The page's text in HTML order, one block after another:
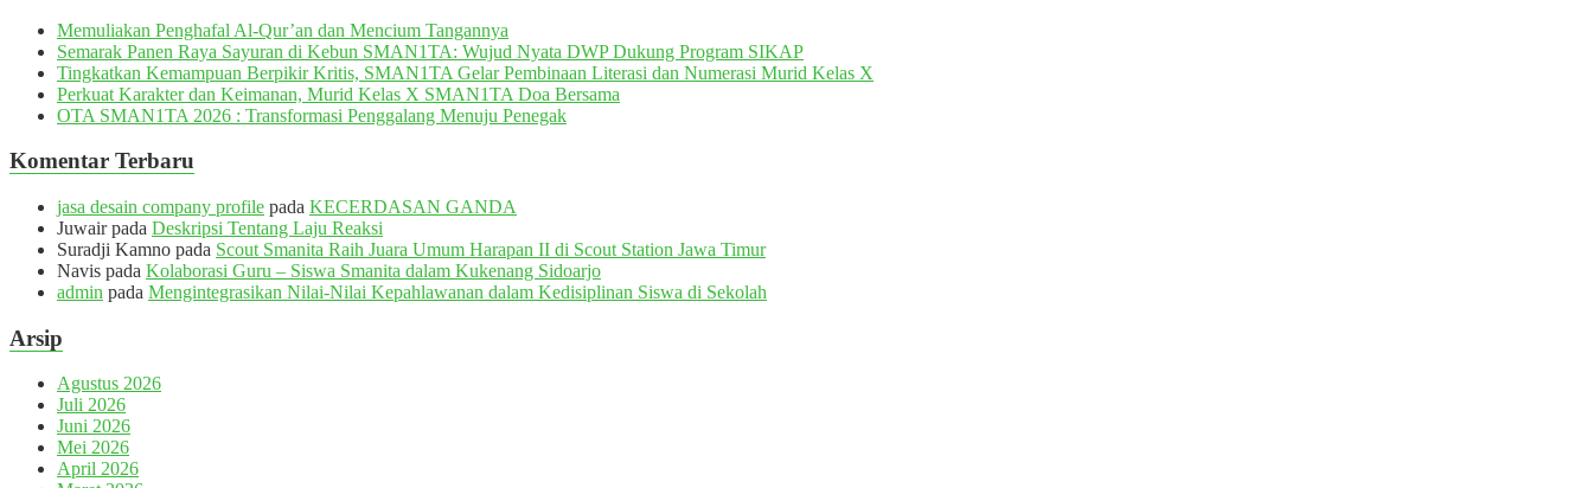
Memuliakan Penghafal Al-Qur’an dan Mencium Tangannya
Semarak Panen Raya Sayuran di Kebun SMAN1TA: Wujud Nyata DWP Dukung Program SIKAP
Tingkatkan Kemampuan Berpikir Kritis, SMAN1TA Gelar Pembinaan Literasi dan Numerasi Murid Kelas X
Perkuat Karakter dan Keimanan, Murid Kelas X SMAN1TA Doa Bersama
OTA SMAN1TA 2026 : Transformasi Penggalang Menuju Penegak
Komentar Terbaru
jasa desain company profile pada KECERDASAN GANDA
Juwairpada Deskripsi Tentang Laju Reaksi
Suradji Kamno pada Scout Smanita Raih Juara Umum Harapan II di Scout Station Jawa Timur
Navis pada Kolaborasi Guru – Siswa Smanita dalam Kukenang Sidoarjo
admin pada Mengintegrasikan Nilai-Nilai Kepahlawanan dalam Kedisiplinan Siswa di Sekolah
Arsip
Agustus 2026
Juli 2026
Juni 2026
Mei 2026
April 2026